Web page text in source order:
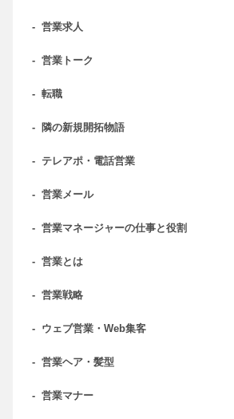
- 営業求人
- 営業トーク
- 転職
- 隣の新規開拓物語
- テレアポ・電話営業
- 営業メール
- 営業マネージャーの仕事と役割
- 営業とは
- 営業戦略
- ウェブ営業・Web集客
- 営業ヘア・髪型
- 営業マナー